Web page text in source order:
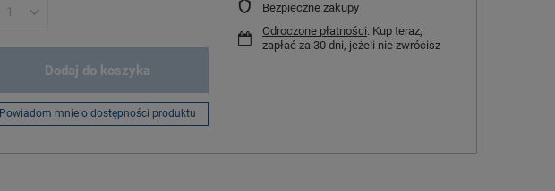
Dodaj do koszyka
Powiadom mnie o dostępności produktu
Bezpieczne zakupy
Odroczone płatności. Kup teraz,
zapłać za 30 dni, jeżeli nie zwrócisz